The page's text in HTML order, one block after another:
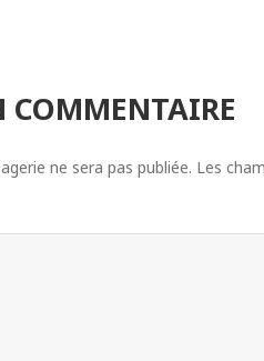
COMMENTAIRE
ne sera pas publiée. Les